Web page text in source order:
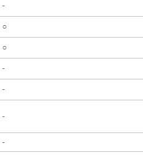
-
○
○
-
-
-
-